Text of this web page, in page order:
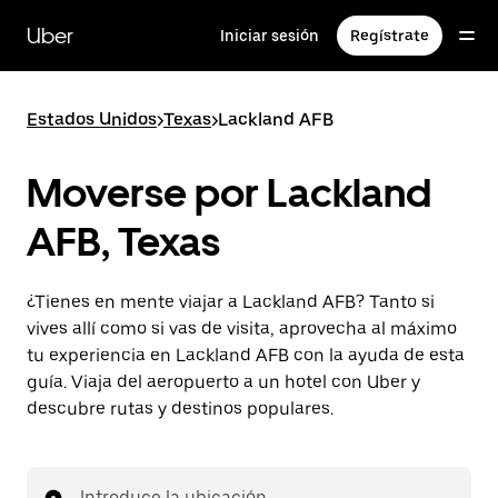
contenido
principal
Uber Iniciar sesión Regístrate
Estados Unidos>Texas>Lackland AFB
Moverse por Lackland
AFB, Texas
¿Tienes en mente viajar a Lackland AFB? Tanto si
vives allí como si vas de visita, aprovecha al máximo
tu experiencia en Lackland AFB con la ayuda de esta
guía. Viaja del aeropuerto a un hotel con Uber y
descubre rutas y destinos populares.